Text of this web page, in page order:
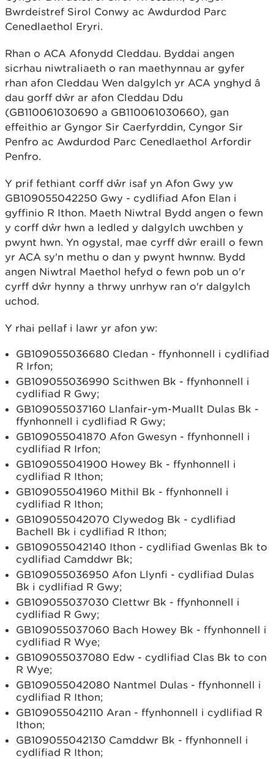
Bwrdeistref Sirol Conwy ac Awdurdod Parc
Cenedlaethol Eryri.
Rhan o ACA Afonydd Cleddau. Byddai angen
sicrhau niwtraliaeth o ran maethynnau ar gyfer
rhan afon Cleddau Wen dalgylch yr ACA ynghyd â
dau gorff dŵr ar afon Cleddau Ddu
(GB110061030690 a GB110061030660), gan
effeithio ar Gyngor Sir Caerfyrddin, Cyngor Sir
Penfro ac Awdurdod Parc Cenedlaethol Arfordir
Penfro.
Y prif fethiant corff dŵr isaf yn Afon Gwy yw
GB109055042250 Gwy - cydlifiad Afon Elan i
gyffinio R Ithon. Maeth Niwtral Bydd angen o fewn
y corff dŵr hwn a ledled y dalgylch uwchben y
pwynt hwn. Yn ogystal, mae cyrff dŵr eraill o fewn
yr ACA sy'n methu o dan y pwynt hwnnw. Bydd
angen Niwtral Maethol hefyd o fewn pob un o'r
cyrff dŵr hynny a thrwy unrhyw ran o'r dalgylch
uchod.
Y rhai pellaf i lawr yr afon yw:
GB109055036680 Cledan - ffynhonnell i cydlifiad
R Irfon;
GB109055036990 Scithwen Bk - ffynhonnell i
cydlifiad R Gwy;
GB109055037160 Llanfair-ym-Muallt Dulas Bk -
ffynhonnell i cydlifiad R Gwy;
GB109055041870 Afon Gwesyn - ffynhonnell i
cydlifiad R Irfon;
GB109055041900 Howey Bk - ffynhonnell i
cydlifiad R Ithon;
GB109055041960 Mithil Bk - ffynhonnell i
cydlifiad R Ithon;
GB109055042070 Clywedog Bk - cydlifiad
Bachell Bk i cydlifiad R Ithon;
GB109055042140 Ithon - cydlifiad Gwenlas Bk to
cydlifiad Camddwr Bk;
GB109055036950 Afon Llynfi - cydlifiad Dulas
Bk i cydlifiad R Gwy;
GB109055037030 Clettwr Bk - ffynhonnell i
cydlifiad R Gwy;
GB109055037060 Bach Howey Bk - ffynhonnell i
cydlifiad R Wye;
GB109055037080 Edw - cydlifiad Clas Bk to con
R Wye;
GB109055042080 Nantmel Dulas - ffynhonnell i
cydlifiad R Ithon;
GB109055042110 Aran - ffynhonnell i cydlifiad R
Ithon;
GB109055042130 Camddwr Bk - ffynhonnell i
cydlifiad R Ithon;